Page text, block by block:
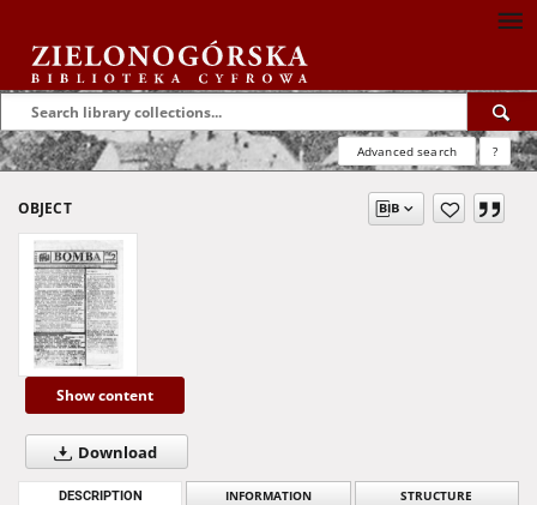
Advanced search ?
OBJECT
Show content
Download
DESCRIPTION INFORMATION STRUCTURE